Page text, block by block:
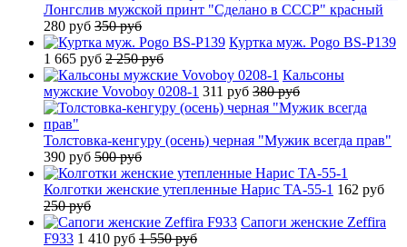
Лонгслив мужской принт "Сделано в СССР" красный
280 руб 350 руб
Куртка муж. Pogo BS-P139
1 665 руб 2 250 руб
Кальсоны
мужские Vovoboy 0208-1 311 руб 380 руб
Толстовка-кенгуру (осень) черная "Мужик всегда прав"
390 руб 500 руб
Колготки женские утепленные Нарис TA-55-1 162 руб
250 руб
Сапоги женские Zeffira
F933 1 410 руб 1 550 руб